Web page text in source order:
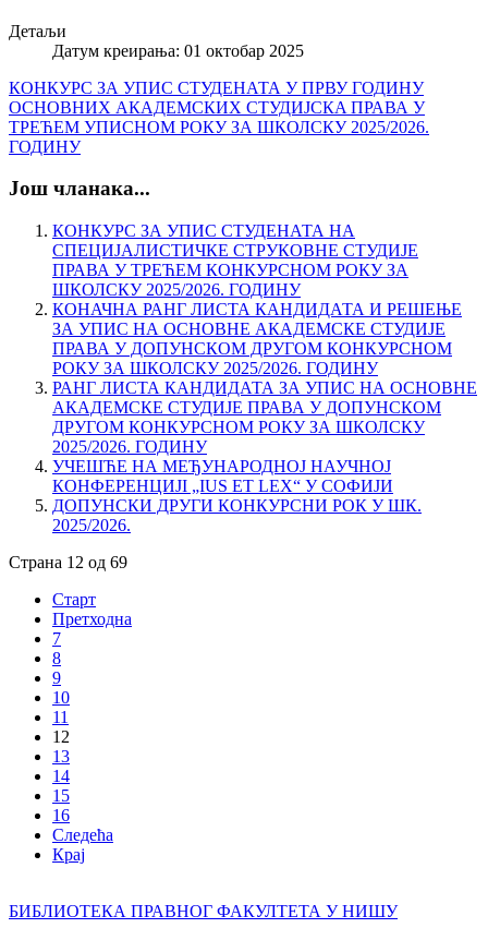
Детаљи
Датум креирања: 01 октобар 2025
КОНКУРС ЗА УПИС СТУДЕНАТА У ПРВУ ГОДИНУ
ОСНОВНИХ АКАДЕМСКИХ СТУДИЈСКA ПРАВА У
ТРЕЋЕМ УПИСНОМ РОКУ ЗА ШКОЛСКУ 2025/2026.
ГОДИНУ
Још чланака...
КОНКУРС ЗА УПИС СТУДЕНАТА НА
СПЕЦИЈАЛИСТИЧКЕ СТРУКОВНЕ СТУДИЈЕ
ПРАВА У ТРЕЋЕМ КОНКУРСНОМ РОКУ ЗА
ШКОЛСКУ 2025/2026. ГОДИНУ
КОНАЧНА РАНГ ЛИСТА КАНДИДАТА И РЕШЕЊЕ
ЗА УПИС НА ОСНОВНЕ АКАДЕМСКЕ СТУДИЈЕ
ПРАВА У ДОПУНСКОМ ДРУГОМ КОНКУРСНОМ
РОКУ ЗА ШКОЛСКУ 2025/2026. ГОДИНУ
РАНГ ЛИСТА КАНДИДАТА ЗА УПИС НА ОСНОВНЕ
АКАДЕМСКЕ СТУДИЈЕ ПРАВА У ДОПУНСКОМ
ДРУГОМ КОНКУРСНОМ РОКУ ЗА ШКОЛСКУ
2025/2026. ГОДИНУ
УЧЕШЋЕ НА МЕЂУНАРОДНOJ НАУЧНOJ
КОНФЕРЕНЦИЈI „IUS ET LEX“ У СОФИЈИ
ДОПУНСКИ ДРУГИ КОНКУРСНИ РОК У ШК.
2025/2026.
Страна 12 од 69
Старт
Претходна
7
8
9
10
11
12
13
14
15
16
Следећа
Крај
БИБЛИОТЕКА ПРАВНОГ ФАКУЛТЕТА У НИШУ